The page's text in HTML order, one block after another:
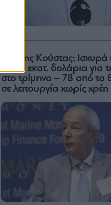
Γιάννης Κούστας:
133,1 εκατ. δολάρια για
στο τρίμηνο – 78 από τα
σε λειτουργία χωρίς χρέη